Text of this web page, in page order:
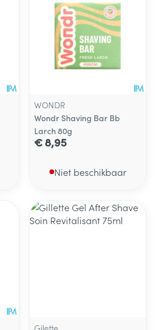
WONDR
Wondr Shaving Bar Bb
Larch 80g
€ 8,95
Niet beschikbaar
Gilette